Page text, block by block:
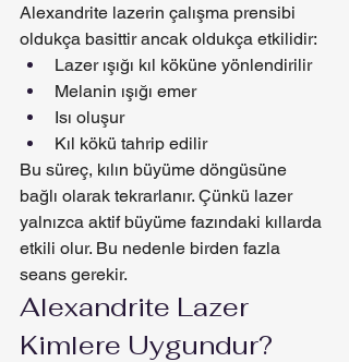
Alexandrite lazerin çalışma prensibi
oldukça basittir ancak oldukça etkilidir:
Lazer ışığı kıl köküne yönlendirilir
Melanin ışığı emer
Isı oluşur
Kıl kökü tahrip edilir
Bu süreç, kılın büyüme döngüsüne
bağlı olarak tekrarlanır. Çünkü lazer
yalnızca aktif büyüme fazındaki kıllarda
etkili olur. Bu nedenle birden fazla
seans gerekir.
Alexandrite Lazer
Kimlere Uygundur?